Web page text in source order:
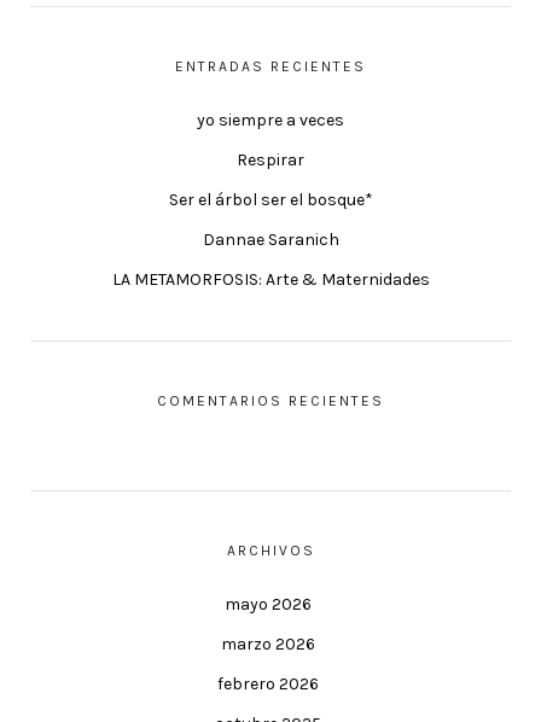
ENTRADAS RECIENTES
yo siempre a veces
Respirar
Ser el árbol ser el bosque*
Dannae Saranich
LA METAMORFOSIS: Arte & Maternidades
COMENTARIOS RECIENTES
ARCHIVOS
mayo 2026
marzo 2026
febrero 2026